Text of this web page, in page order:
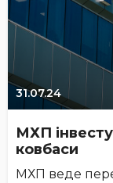
31.07.24
МХП
ковбаси
МХП веде